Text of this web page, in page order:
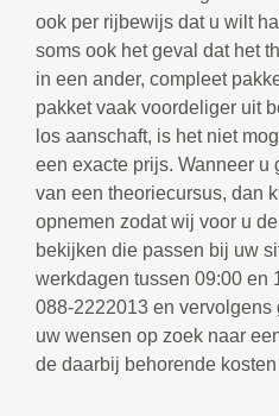
ook per rijbewijs dat u wilt
soms ook het geval dat het
in een ander, compleet
pakket vaak voordeliger uit
los aanschaft, is het niet
een exacte prijs. Wanneer u
van een theoriecursus, dan
opnemen zodat wij voor u
bekijken die passen bij uw
werkdagen tussen 09:00 en
088-2222013 en
uw wensen op zoek naar
de daarbij behorende